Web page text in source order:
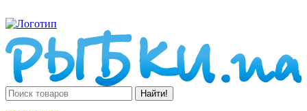
Найти!